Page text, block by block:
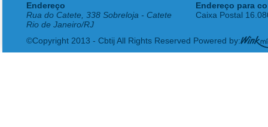
Endereço
Rua do Catete, 338 Sobreloja - Catete
Rio de Janeiro/RJ
Endereço para
Caixa Postal
©Copyright 2013 - Cbtij All Rights Reserved Powered by: